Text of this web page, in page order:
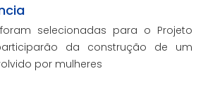
selecionadas para o Projeto
da construção de um
por mulheres